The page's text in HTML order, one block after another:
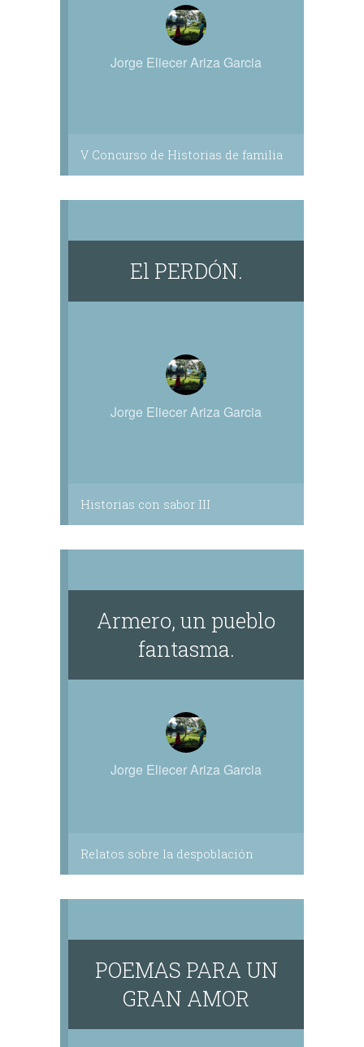
Jorge Eliecer Ariza Garcia
V Concurso de Historias de familia
El PERDÓN.
Jorge Eliecer Ariza Garcia
Historias con sabor III
Armero, un pueblo
fantasma.
Jorge Eliecer Ariza Garcia
Relatos sobre la despoblación
POEMAS PARA UN
GRAN AMOR